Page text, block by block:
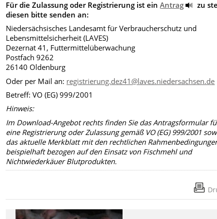
Für die Zulassung oder Registrierung ist einAntrag
zu
diesen bitte senden an:
Niedersächsisches Landesamt für Verbraucherschutz und
Lebensmittelsicherheit (LAVES)
Dezernat 41, Futtermittelüberwachung
Postfach 9262
26140 Oldenburg
Oder per Mail an: registrierung.dez41@laves.niedersachsen.de
Betreff: VO (EG) 999/2001
Hinweis:
Im Download-Angebot rechts finden Sie das Antragsformular
eine Registrierung oder Zulassung gemäß VO (EG) 999/2001
das aktuelle Merkblatt mit den rechtlichen
beispielhaft bezogen auf den Einsatz von Fischmehl und
Nichtwiederkäuer Blutprodukten.